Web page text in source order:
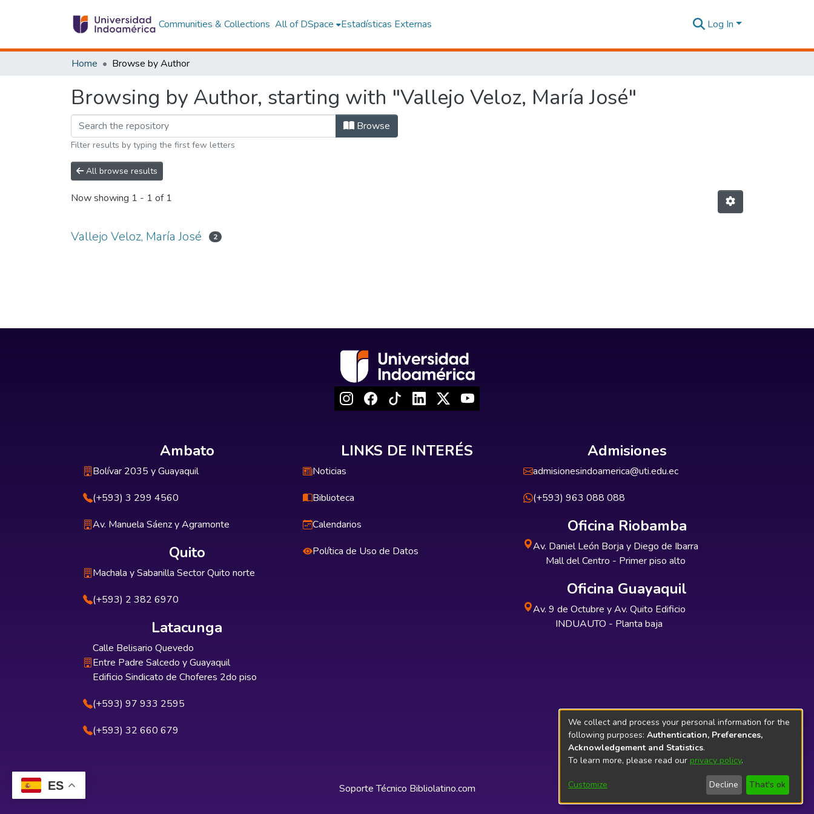
ES
Communities & Collections All of DSpace Estadísticas Externas Log In
Home Browse by Author
Browsing by Author, starting with "Vallejo Veloz, María José"
Browse
Filter results by typing the first few letters
All browse results
Now showing 1 - 1 of 1
Vallejo Veloz, María José 2
Ambato
Bolívar 2035 y Guayaquil
(+593) 3 299 4560
Av. Manuela Sáenz y Agramonte
Quito
Machala y Sabanilla Sector Quito norte
(+593) 2 382 6970
Latacunga
Calle Belisario Quevedo
Entre Padre Salcedo y Guayaquil
Edificio Sindicato de Choferes 2do piso
(+593) 97 933 2595
(+593) 32 660 679
LINKS DE INTERÉS
Noticias
Biblioteca
Calendarios
Política de Uso de Datos
Admisiones
admisionesindoamerica@uti.edu.ec
(+593) 963 088 088
Oficina Riobamba
Av. Daniel León Borja y Diego de Ibarra
Mall del Centro - Primer piso alto
Oficina Guayaquil
Av. 9 de Octubre y Av. Quito Edificio
INDUAUTO - Planta baja
Soporte Técnico Bibliolatino.com
We collect and process your personal information for the
following purposes: Authentication, Preferences,
Acknowledgement and Statistics.
To learn more, please read our privacy policy.
Customize Decline That's ok